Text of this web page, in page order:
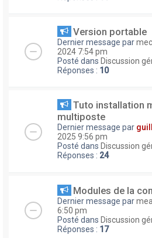
Version portable
Dernier message par
2024 7:54 pm
Posté dans Discussion
Réponses : 10
Tuto installation
multiposte
Dernier message par
2025 9:56 pm
Posté dans Discussion
Réponses : 24
Modules de la
Dernier message par
6:50 pm
Posté dans Discussion
Réponses : 17